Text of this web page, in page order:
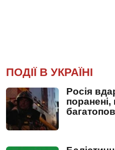
ПОДІЇ В УКРАЇНІ
Росія